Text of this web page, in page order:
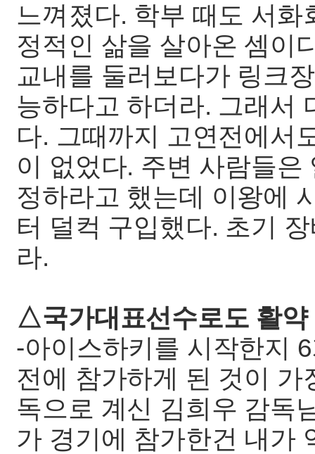
느껴졌다. 학부 때도 서
정적인 삶을 살아온 셈이
교내를 둘러보다가 링크
능하다고 하더라. 그래서
다. 그때까지 고연전에서
이 없었다. 주변 사람들
정하라고 했는데 이왕에
터 덜컥 구입했다. 초기
라.
△국가대표선수로도 활약
-아이스하키를 시작한지
전에 참가하게 된 것이
독으로 계신 김희우 감독
가 경기에 참가한건 내가